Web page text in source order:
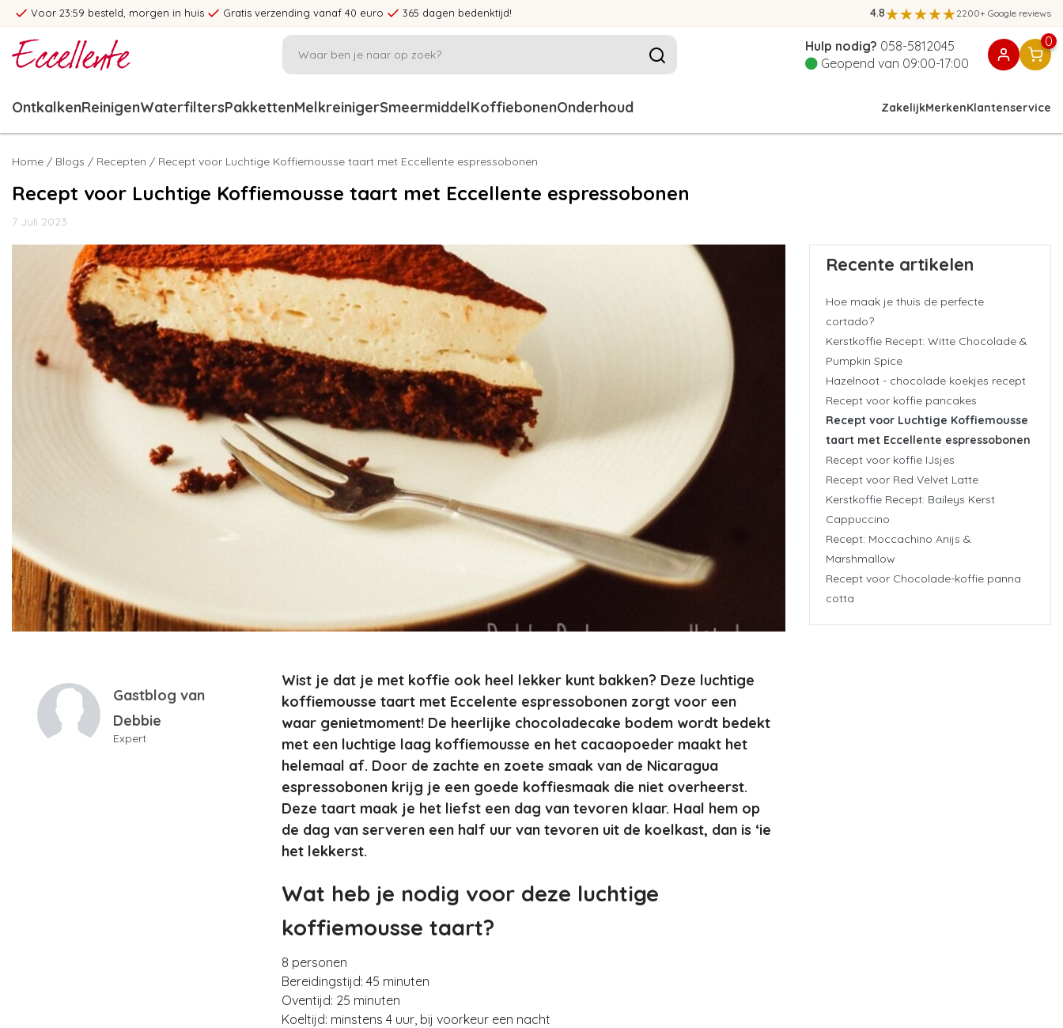
Voor 23:59 besteld, morgen in huis Gratis verzending vanaf 40 euro 365 dagen bedenktijd! 4.8 2200+ Google reviews
Hulp nodig? 058-5812045
Geopend van 09:00-17:00
0
OntkalkenReinigenWaterfiltersPakkettenMelkreinigerSmeermiddelKoffiebonenOnderhoud ZakelijkMerkenKlantenservice
Home / Blogs / Recepten / Recept voor Luchtige Koffiemousse taart met Eccellente espressobonen
Recept voor Luchtige Koffiemousse taart met Eccellente espressobonen
7 Juli 2023
Gastblog van
Debbie
Expert
Wist je dat je met koffie ook heel lekker kunt bakken? Deze luchtige
koffiemousse taart met Eccelente espressobonen zorgt voor een
waar genietmoment! De heerlijke chocoladecake bodem wordt bedekt
met een luchtige laag koffiemousse en het cacaopoeder maakt het
helemaal af. Door de zachte en zoete smaak van de Nicaragua
espressobonen krijg je een goede koffiesmaak die niet overheerst.
Deze taart maak je het liefst een dag van tevoren klaar. Haal hem op
de dag van serveren een half uur van tevoren uit de koelkast, dan is ‘ie
het lekkerst.
Wat heb je nodig voor deze luchtige
koffiemousse taart?
8 personen
Bereidingstijd: 45 minuten
Oventijd: 25 minuten
Koeltijd: minstens 4 uur, bij voorkeur een nacht
Recente artikelen
Hoe maak je thuis de perfecte
cortado?
Kerstkoffie Recept: Witte Chocolade &
Pumpkin Spice
Hazelnoot - chocolade koekjes recept
Recept voor koffie pancakes
Recept voor Luchtige Koffiemousse
taart met Eccellente espressobonen
Recept voor koffie IJsjes
Recept voor Red Velvet Latte
Kerstkoffie Recept: Baileys Kerst
Cappuccino
Recept: Moccachino Anijs &
Marshmallow
Recept voor Chocolade-koffie panna
cotta